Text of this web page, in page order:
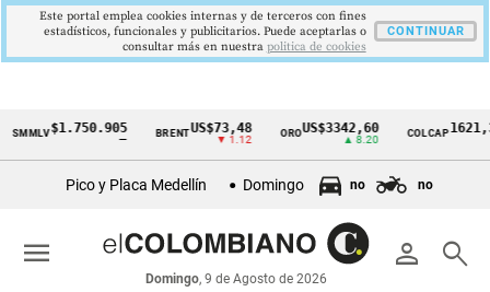
Cintillo
económicos
Colombia
$1.750.905 BRENT US$73,48
▼ 1.12
ORO US$3342,60 COLCAP1621,34
Pico y Placa Medellín Domingo no no
person search
Domingo, 9 de Agosto de 2026
menu
Este portal emplea cookies internas y de terceros con fines
estadísticos, funcionales y publicitarios. Puede aceptarlas o
consultar más en nuestra politica de cookies
CONTINUAR